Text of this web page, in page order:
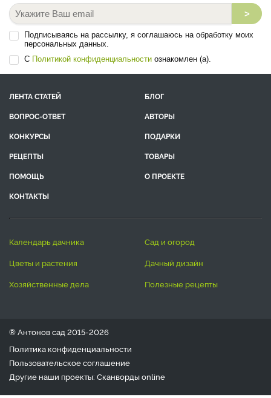
>
Подписываясь на рассылку, я соглашаюсь на обработку моих
персональных данных.
С Политикой конфиденциальности ознакомлен (а).
ЛЕНТА СТАТЕЙ
БЛОГ
ВОПРОС-ОТВЕТ
АВТОРЫ
КОНКУРСЫ
ПОДАРКИ
РЕЦЕПТЫ
ТОВАРЫ
ПОМОЩЬ
О ПРОЕКТЕ
КОНТАКТЫ
календарь дачника
сад и огород
цветы и растения
дачный дизайн
хозяйственные дела
полезные рецепты
® Антонов сад 2015-2026
Политика конфиденциальности
Пользовательское соглашение
Другие наши проекты: Сканвордыonline